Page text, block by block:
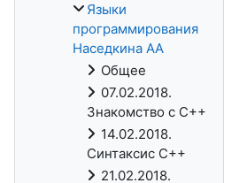
Языки
программирования
Наседкина АА
Общее
07.02.2018.
Знакомство с C++
14.02.2018.
Синтаксис C++
21.02.2018.